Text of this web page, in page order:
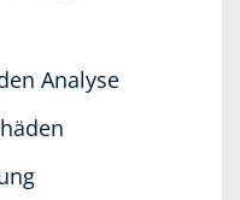
Analyse